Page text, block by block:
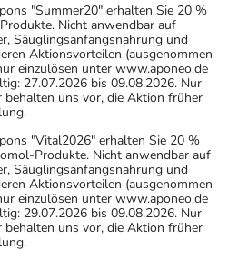
"Summer20" erhalten Sie 20 %
Nicht anwendbar auf
Säuglingsanfangsnahrung und
Aktionsvorteilen (ausgenommen
einzulösen unter www.aponeo.de
27.07.2026 bis 09.08.2026. Nur
uns vor, die Aktion früher
"Vital2026" erhalten Sie 20 %
Produkte. Nicht anwendbar auf
Säuglingsanfangsnahrung und
Aktionsvorteilen (ausgenommen
einzulösen unter www.aponeo.de
29.07.2026 bis 09.08.2026. Nur
uns vor, die Aktion früher